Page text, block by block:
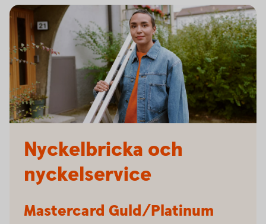
Nyckelbricka och
nyckelservice
Mastercard Guld/Platinum